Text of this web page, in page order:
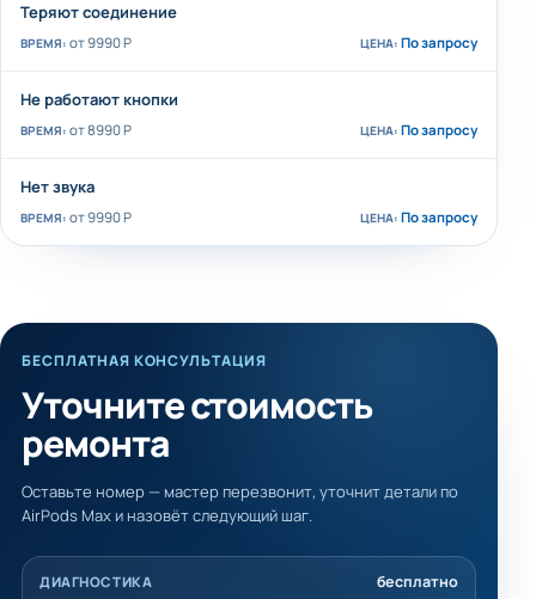
Теряют соединение
от 9990 Р По запросу
Не работают кнопки
от 8990 Р По запросу
Нет звука
от 9990 Р По запросу
БЕСПЛАТНАЯ КОНСУЛЬТАЦИЯ
Уточните стоимость
ремонта
Оставьте номер — мастер перезвонит, уточнит детали по
AirPods Max и назовёт следующий шаг.
ДИАГНОСТИКА бесплатно